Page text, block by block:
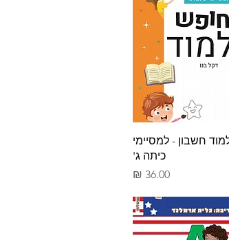
מהירה
חשבון - למסיימי
כיתה ג'
מחיר